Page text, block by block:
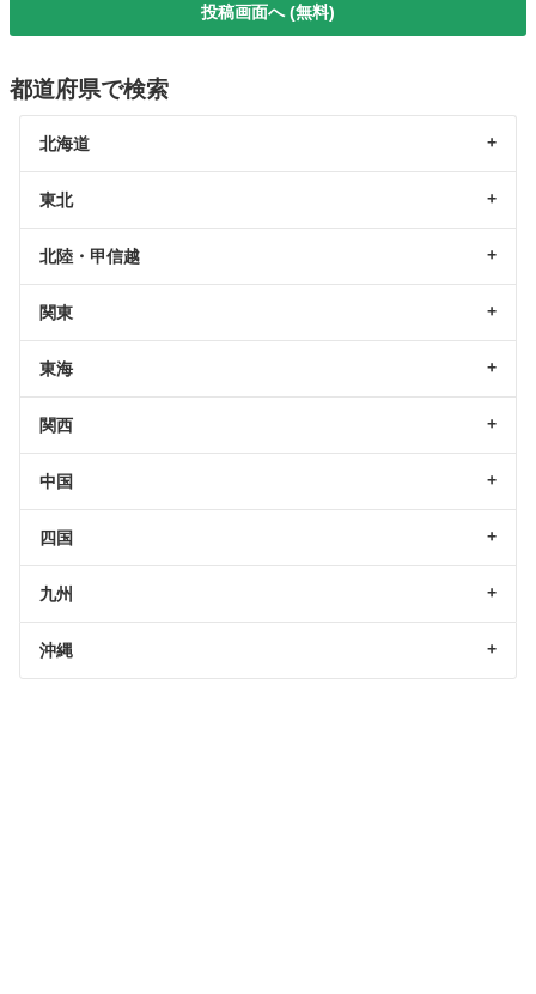
投稿画面へ (無料)
都道府県で検索
北海道
東北
北陸・甲信越
関東
東海
関西
中国
四国
九州
沖縄